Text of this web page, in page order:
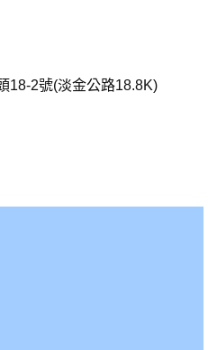
18-2號(淡金公路18.8K)